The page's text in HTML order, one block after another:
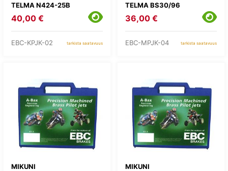
TELMA N424-25B
40,00 €
EBC-KPJK-02 tarkista saatavuus
TELMA BS30/96
36,00 €
EBC-MPJK-04 tarkista saatavuus
MIKUNI
MIKUNI